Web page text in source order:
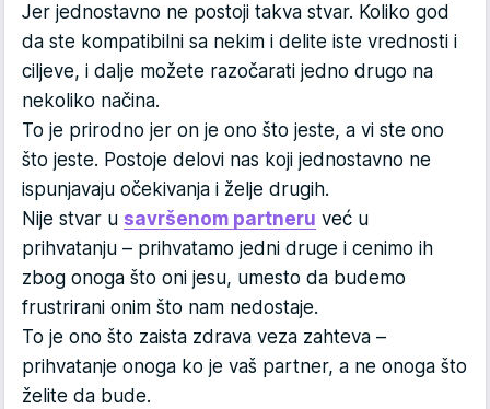
Jer jednostavno ne postoji takva stvar. Koliko god
da ste kompatibilni sa nekim i delite iste vrednosti i
ciljeve, i dalje možete razočarati jedno drugo na
nekoliko načina.
To je prirodno jer on je ono što jeste, a vi ste ono
što jeste. Postoje delovi nas koji jednostavno ne
ispunjavaju očekivanja i želje drugih.
Nije stvar u savršenom partneru već u
prihvatanju – prihvatamo jedni druge i cenimo ih
zbog onoga što oni jesu, umesto da budemo
frustrirani onim što nam nedostaje.
To je ono što zaista zdrava veza zahteva –
prihvatanje onoga ko je vaš partner, a ne onoga što
želite da bude.